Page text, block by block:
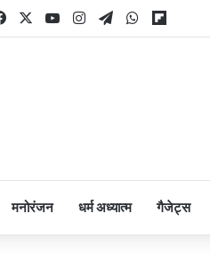
FacebookYouTubeInstagram
TelegramWhatsApp
मनोरंजन धर्म अध्यात्म गैजेट्स